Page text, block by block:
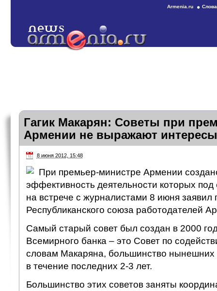
Armenia.ru
Гагик Макарян: Советы при
Армении не выражают
8 июня 2012, 15:48
При премьер-министре Армении
эффективность деятельности которых
на встрече с журналистами 8 июня заявил
Республиканского союза работодателей
Самый старый совет был создан в 2000
Всемирного банка – это Совет по
словам Макаряна, большинство нынешних
в течение последних 2-3 лет.
Большинство этих советов заняты